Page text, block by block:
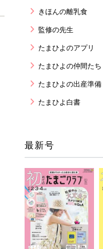
きほんの離乳食
監修の先生
たまひよのアプリ
たまひよの仲間たち
たまひよの出産準備
たまひよ白書
最新号